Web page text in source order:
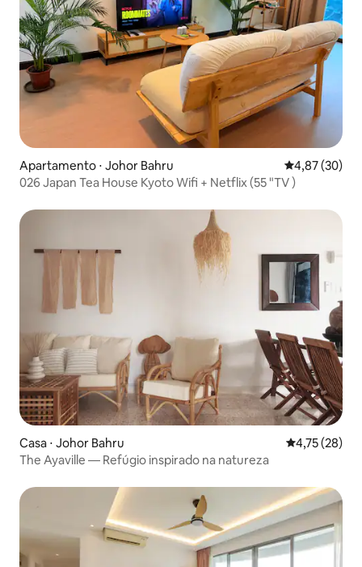
Apartamento ⋅ Johor Bahru 4,87 de uma
4,87 (30)
026 Japan Tea House Kyoto Wifi + Netflix (55 "TV )
Casa ⋅ Johor Bahru 4,75 de uma
4,75 (28)
The Ayaville — Refúgio inspirado na natureza